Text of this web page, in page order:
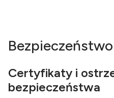
Certyfikaty i
bezpieczeństwa